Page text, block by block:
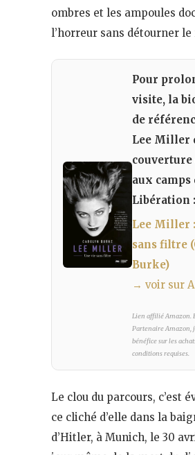
ombres et les ampoules
l’horreur sans détourner le
Pour
visite, la
de
Lee Miller
couverture
aux camps
Libération :
Lee Miller
sans filtre
Burke)
→ voir sur
Lien affilié Amazon.
Partenaire Amazon,
bénéfice sur les
conditions requises.
Le clou du parcours, c’est
ce cliché d’elle dans la
d’Hitler, à Munich, le 30